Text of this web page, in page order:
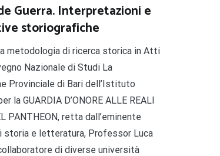
Guerra. Interpretazioni e
storiografiche
metodologia di ricerca storica in Atti
Nazionale di Studi La
Provinciale di Bari dell’Istituto
la GUARDIA D’ONORE ALLE REALI
PANTHEON, retta dall’eminente
storia e letteratura, Professor Luca
di diverse università